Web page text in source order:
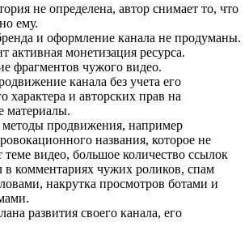
не определена, автор снимает то, что
ему.
и оформление канала не продуманы.
активная монетизация ресурса.
фрагментов чужого видео.
канала без учета его
характера и авторских прав на
материалы.
продвижения, например
названия, которое не
теме видео, большое количество ссылок
в комментариях чужих роликов, спам
накрутка просмотров ботами и
развития своего канала, его